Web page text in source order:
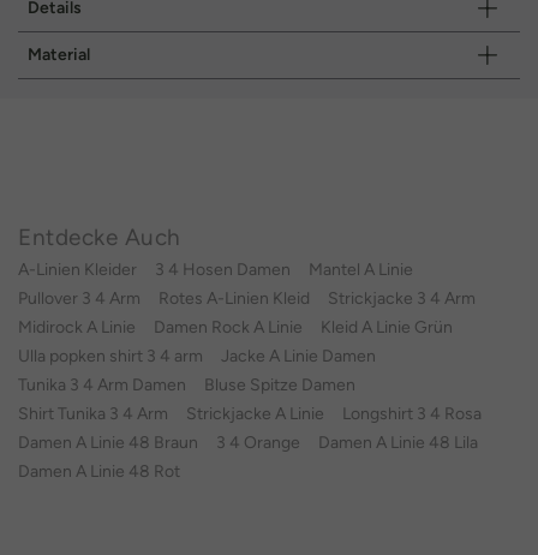
Details
Material
Entdecke Auch
A-Linien Kleider 3 4 Hosen Damen
Mantel A Linie
Pullover 3 4 Arm
Rotes A-Linien Kleid
Strickjacke 3 4 Arm
Midirock A Linie
Damen Rock A Linie
Kleid A Linie Grün
Ulla popken shirt 3 4 arm
Jacke A Linie Damen
Tunika 3 4 Arm Damen
Bluse Spitze Damen
Shirt Tunika 3 4 Arm
Strickjacke A Linie
Longshirt 3 4 Rosa
Damen A Linie 48 Braun
3 4 Orange
Damen A Linie 48 Lila
Damen A Linie 48 Rot